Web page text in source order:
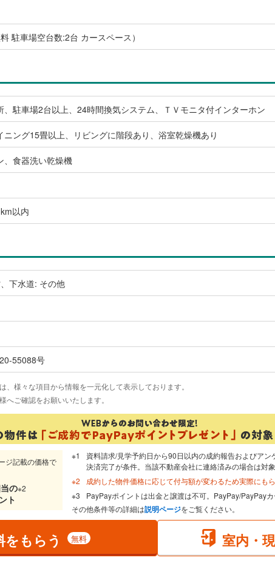
駐車場空台数:2台 カースペース）
、駐車場2台以上、24時間換気システム、ＴＶモニタ付インターホン
ニング15畳以上、リビングに階段あり、浴室乾燥機あり
、食器洗い乾燥機
以内
下水道: その他
55088号
様々な項目から情報を一元化して表示しております。
ご確認をお願いいたします。
ジ記載の価格で
の※2
ト
資料請求/見学予約日から90日以内の成約報告およびア
決済完了が条件。当該不動産会社に連絡済みの場合は対
成約した物件価格に応じて付与額が変わるため実際にも
PayPayポイントは出金と譲渡は不可。PayPay/PayPay
その他条件等の詳細は説明ページをご覧ください。
をもらう 無料 室内・